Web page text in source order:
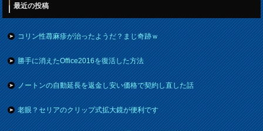
最近の投稿
コリン性蕁麻疹が治ったようだ？まじ奇跡ｗ
勝手に消えたOffice2016を復活した方法
ノートンの自動延長を返金し安い価格で契約し直した話
老眼？セリアのクリップ式拡大鏡が便利です